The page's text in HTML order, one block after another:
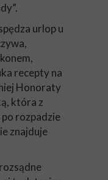
urlop u
recepty na
Honoraty
która z
rozpadzie
znajduje